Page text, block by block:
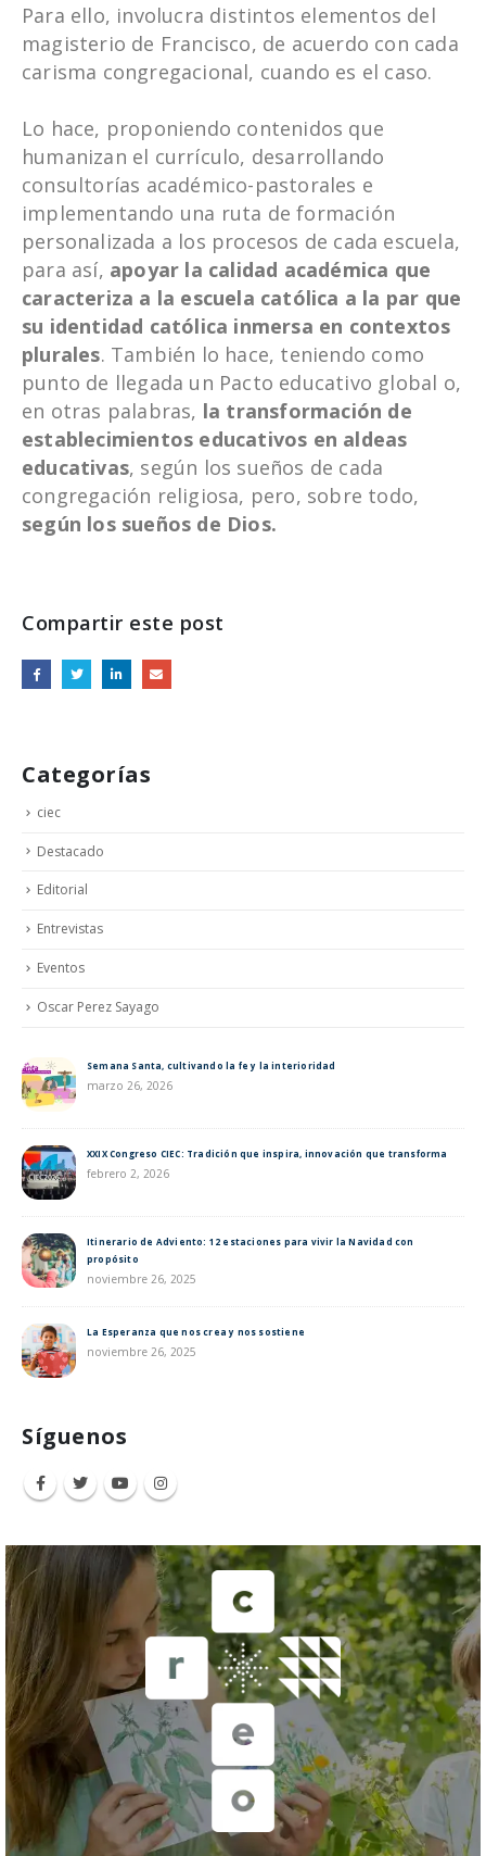
Para ello, involucra distintos elementos del
magisterio de Francisco, de acuerdo con cada
carisma congregacional, cuando es el caso.
Lo hace, proponiendo contenidos que
humanizan el currículo, desarrollando
consultorías académico-pastorales e
implementando una ruta de formación
personalizada a los procesos de cada escuela,
para así, apoyar la calidad académica que
caracteriza a la escuela católica a la par que
su identidad católica inmersa en contextos
plurales. También lo hace, teniendo como
punto de llegada un Pacto educativo global o,
en otras palabras, la transformación de
establecimientos educativos en aldeas
educativas, según los sueños de cada
congregación religiosa, pero, sobre todo,
según los sueños de Dios.
Compartir este post
Categorías
ciec
Destacado
Editorial
Entrevistas
Eventos
Oscar Perez Sayago
Semana Santa, cultivando la fe y la interioridad
marzo 26, 2026
XXIX Congreso CIEC: Tradición que inspira, innovación que transforma
febrero 2, 2026
Itinerario de Adviento: 12 estaciones para vivir la Navidad con
propósito
noviembre 26, 2025
La Esperanza que nos crea y nos sostiene
noviembre 26, 2025
Síguenos